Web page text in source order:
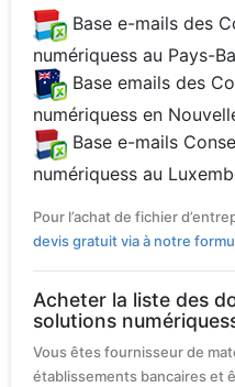
Base e-mails des
numériquess au Pays-
Base emails des
numériquess en
Base e-mails
numériquess au
Pour l’achat de fichier
devis gratuit via à notre
Acheter la liste des
solutions
Vous êtes fournisseur de
établissements bancaires et